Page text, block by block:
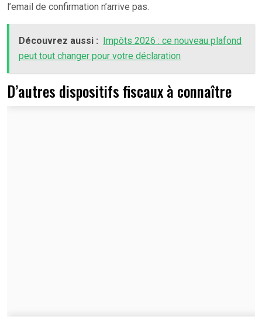
l’email de confirmation n’arrive pas.
Découvrez aussi : Impôts 2026 : ce nouveau plafond
peut tout changer pour votre déclaration
D’autres dispositifs fiscaux à connaître